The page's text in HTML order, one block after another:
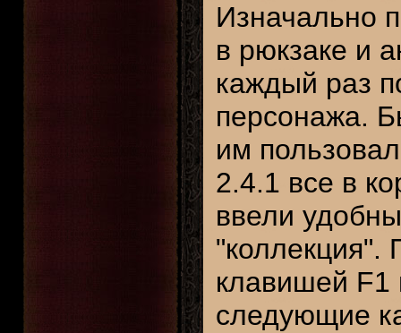
Изначально
в рюкзаке и
каждый раз
персонажа.
им
2.4.1 все в
ввели
"коллекция".
клавишей F1
следующие